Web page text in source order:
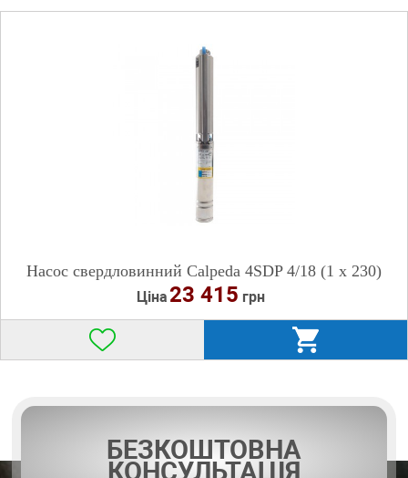
Насос свердловинний Calpeda 4SDP 4/18 (1 х 230)
Ціна 23 415 грн
БЕЗКОШТОВНА
КОНСУЛЬТАЦІЯ